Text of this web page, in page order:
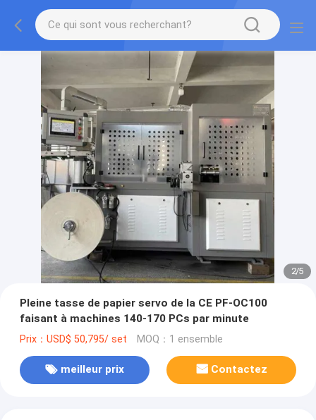
2/5
Pleine tasse de papier servo de la CE PF-OC100
faisant à machines 140-170 PCs par minute
Prix：USD$ 50,795/ set MOQ：1 ensemble
meilleur prix Contactez